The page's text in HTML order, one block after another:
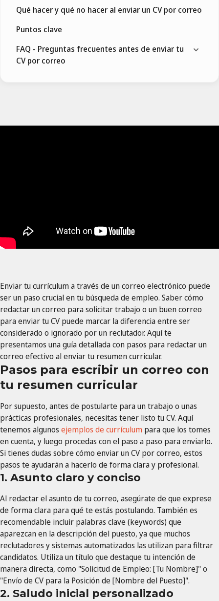
Enviar tu currículum a través de un correo electrónico puede
ser un paso crucial en tu búsqueda de empleo. Saber cómo
redactar un correo para solicitar trabajo o un buen correo
para enviar tu CV puede marcar la diferencia entre ser
considerado o ignorado por un reclutador. Aquí te
presentamos una guía detallada con pasos para redactar un
correo efectivo al enviar tu resumen curricular.
Pasos para escribir un correo con
tu resumen curricular
Por supuesto, antes de postularte para un trabajo o unas
prácticas profesionales, necesitas tener listo tu CV. Aquí
tenemos algunos ejemplos de currículum para que los tomes
en cuenta, y luego procedas con el paso a paso para enviarlo.
Si tienes dudas sobre cómo enviar un CV por correo, estos
pasos te ayudarán a hacerlo de forma clara y profesional.
1. Asunto claro y conciso
Al redactar el asunto de tu correo, asegúrate de que exprese
de forma clara para qué te estás postulando. También es
recomendable incluir palabras clave (keywords) que
aparezcan en la descripción del puesto, ya que muchos
reclutadores y sistemas automatizados las utilizan para filtrar
candidatos. Utiliza un título que destaque tu intención de
manera directa, como "Solicitud de Empleo: [Tu Nombre]" o
"Envío de CV para la Posición de [Nombre del Puesto]".
2. Saludo inicial personalizado
Qué hacer y qué no hacer al enviar un CV por correo
Puntos clave
FAQ - Preguntas frecuentes antes de enviar tu
CV por correo